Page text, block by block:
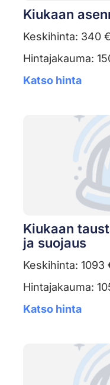
Kiukaan
Keskihinta: 340 €
Hintajakauma:
Katso hinta
Kiukaan
ja suojaus
Keskihinta: 1093
Hintajakauma:
Katso hinta